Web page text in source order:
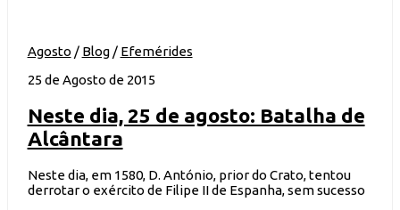
Agosto / Blog/ Efemérides
25 de Agosto de 2015
Neste dia, 25 de agosto: Batalha de
Alcântara
Neste dia, em 1580, D. António, prior do Crato, tentou
derrotar o exército de Filipe II de Espanha, sem sucesso